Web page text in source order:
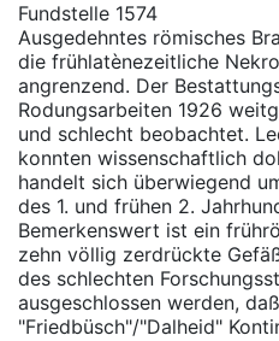
Fundstelle 1574
Ausgedehntes römisches
die frühlatènezeitliche
angrenzend. Der
Rodungsarbeiten 1926
und schlecht beobachtet.
konnten wissenschaftlich
handelt sich überwiegend
des 1. und frühen 2.
Bemerkenswert ist ein
zehn völlig zerdrückte
des schlechten
ausgeschlossen werden,
"Friedbüsch"/"Dalheid"